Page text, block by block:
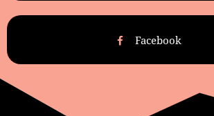
Facebook